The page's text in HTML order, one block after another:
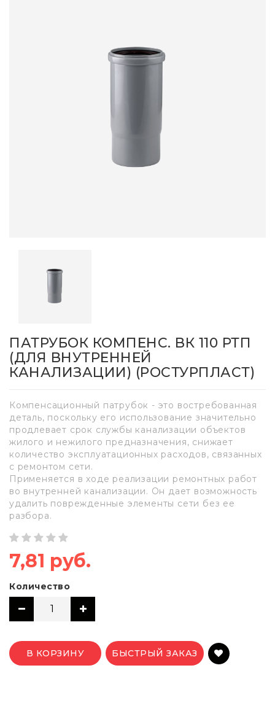
ПАТРУБОК КОМПЕНС. ВК 110 РТП
(ДЛЯ ВНУТРЕННЕЙ
КАНАЛИЗАЦИИ) (РОСТУРПЛАСТ)
Компенсационный патрубок - это востребованная
деталь, поскольку его использование значительно
продлевает срок службы канализации объектов
жилого и нежилого предназначения, снижает
количество эксплуатационных расходов, связанных
с ремонтом сети.
Применяется в ходе реализации ремонтных работ
во внутренней канализации. Он дает возможность
удалить поврежденные элементы сети без ее
разбора.
7,81 руб.
Количество
В КОРЗИНУ БЫСТРЫЙ ЗАКАЗ